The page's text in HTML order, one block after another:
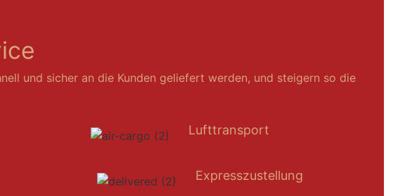
und sicher an die Kunden geliefert werden, und steigern so die
Lufttransport
Expresszustellung